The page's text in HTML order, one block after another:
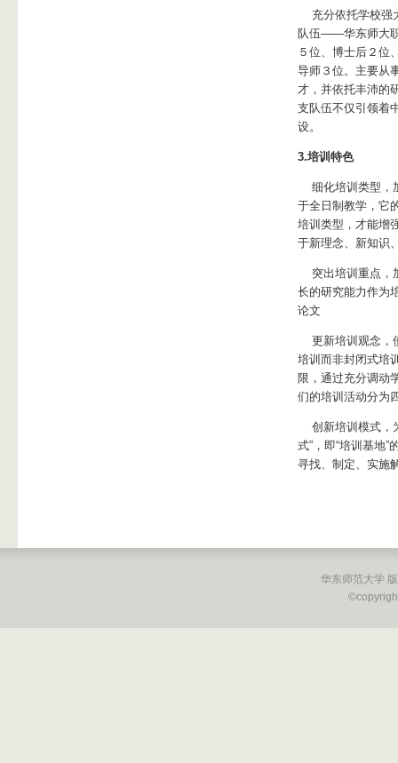
充分依托学校强
队伍――华东师大
５位、博士后２位
导师３位。主要从
才，并依托丰沛的
支队伍不仅引领着
设。
3.培训特色
细化培训类型，
于全日制教学，它
培训类型，才能增
于新理念、新知识
突出培训重点，
长的研究能力作为
论文
更新培训观念，
培训而非封闭式培
限，通过充分调动
们的培训活动分为
创新培训模式，
式”，即“培训基地
寻找、制定、实施
华东师范大学